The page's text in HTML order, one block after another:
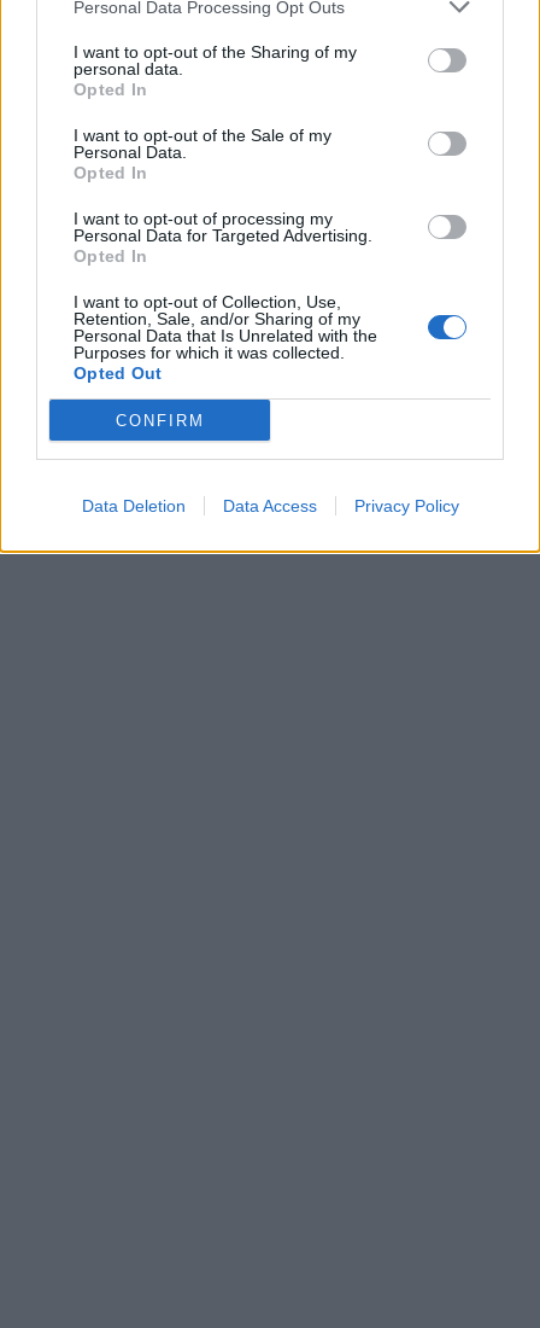
Personal Data Processing Opt Outs
I want to opt-out of the Sharing of my
personal data.
Opted In
I want to opt-out of the Sale of my
Personal Data.
Opted In
I want to opt-out of processing my
Personal Data for Targeted Advertising.
Opted In
I want to opt-out of Collection, Use,
Retention, Sale, and/or Sharing of my
Personal Data that Is Unrelated with the
Purposes for which it was collected.
Opted Out
CONFIRM
Data Deletion Data Access Privacy Policy